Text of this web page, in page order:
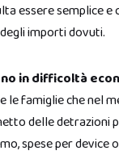
essere semplice
importi dovuti.
in difficoltà
famiglie che nel
delle detrazioni
spese per device